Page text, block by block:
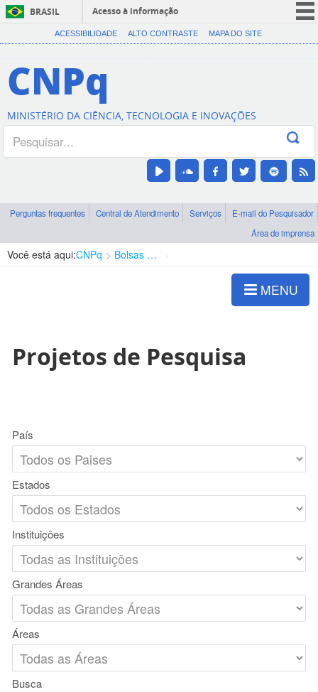
BRASIL
Acesso à informação
CORONAVÍRUS (COVID-19)
Canais
ACESSIBILIDADE ALTO CONTRASTE MAPA DO SITE
CNPq
MINISTÉRIO DA CIÊNCIA, TECNOLOGIA E INOVAÇÕES
Perguntas frequentes Central de Atendimento Serviços
E-mail do Pesquisador
Área de imprensa
Você está aqui:CNPq Bolsas e Auxílios Vigentes
MENU
Projetos de Pesquisa
País
Estados
Instituições
Grandes Áreas
Áreas
Busca